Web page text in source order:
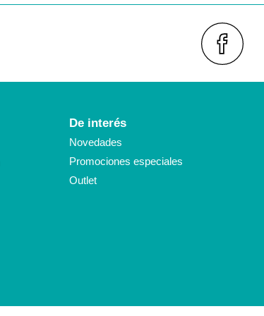
De interés
Novedades
Promociones especiales
Outlet